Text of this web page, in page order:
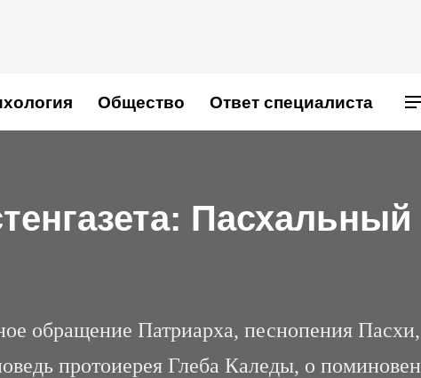
Общество Ответ специалиста
Пасхальный
обращение Патриарха, песнопения Пасхи,
протоиерея Глеба Каледы, о